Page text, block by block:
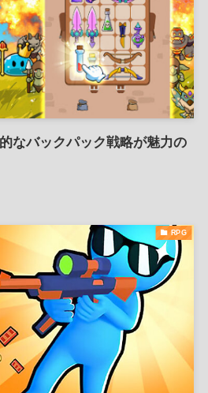
なバックパック戦略が魅力の
RPG